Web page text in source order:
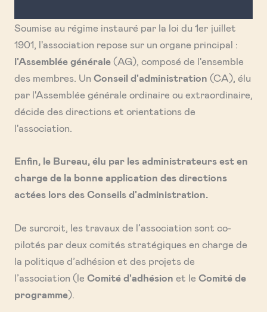
Soumise au régime instauré par la loi du 1er juillet
1901, l'association repose sur un organe principal :
l'Assemblée générale (AG), composé de l'ensemble
des membres. Un Conseil d'administration (CA), élu
par l'Assemblée générale ordinaire ou extraordinaire,
décide des directions et orientations de
l'association.
Enfin, le Bureau, élu par les administrateurs est en
charge de la bonne application des directions
actées lors des Conseils d'administration.
De surcroit, les travaux de l’association sont co-
pilotés par deux comités stratégiques en charge de
la politique d’adhésion et des projets de
l’association (le Comité d'adhésion et le Comité de
programme).